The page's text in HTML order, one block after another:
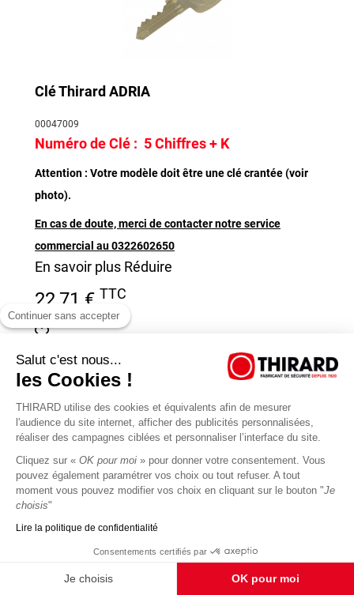
Clé Thirard ADRIA
00047009
Numéro de Clé : 5 Chiffres + K
Attention : Votre modèle doit être une clé crantée (voir
photo).
En cas de doute, merci de contacter notre service
commercial au 0322602650
En savoir plus Réduire
22,71 € TTC
VERROU FTH M60
Continuer sans accepter
Salut c'est nous...
les Cookies !
THIRARD utilise des cookies et équivalents afin de mesurer
l'audience du site internet, afficher des publicités personnalisées,
réaliser des campagnes ciblées et personnaliser l’interface du site.
Cliquez sur « OK pour moi » pour donner votre consentement. Vous
pouvez également paramétrer vos choix ou tout refuser. A tout
moment vous pouvez modifier vos choix en cliquant sur le bouton "Je
choisis"
Lire la politique de confidentialité
Consentements certifiés par
Je choisis OK pour moi